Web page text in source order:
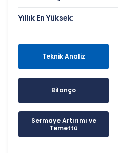
Yıllık En Yüksek:
Teknik Analiz
Bilanço
Sermaye Artırımı ve
Temettü